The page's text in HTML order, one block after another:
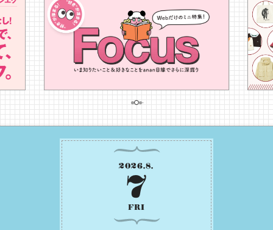
2026.8.
7
FRI